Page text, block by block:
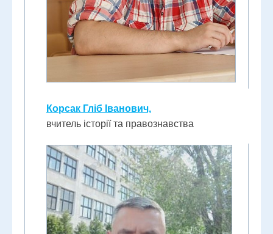
Корсак Гліб Іванович,
вчитель історії та правознавства